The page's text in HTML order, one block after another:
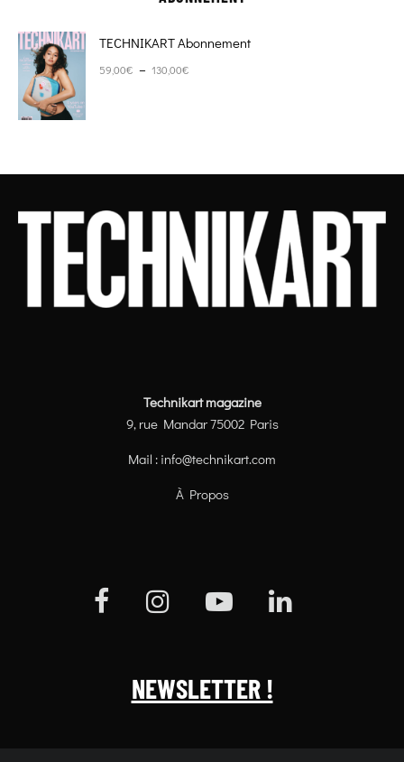
TECHNIKART Abonnement
59,00€ – 130,00€
Technikart magazine
9, rue Mandar 75002 Paris
Mail : info@technikart.com
À Propos
NEWSLETTER !